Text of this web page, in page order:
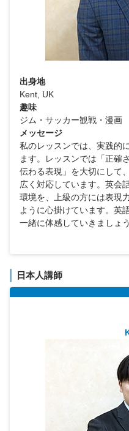
出身地
Kent, UK
趣味
ジム・サッカー観戦・漫画
メッセージ
私のレッスンでは、実践的
ます。レッスンでは「正確
伝わる表現」を大切にして
広く対応しています。英会
環境を、上級の方には表現
ように心掛けています。英
一緒に体感していきましょう
日本人講師